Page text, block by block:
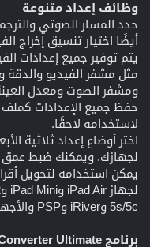
وظائف إعداد متنوعة
حدد المسار الصوتي
أيضًا اختيار تنسيق إخراج
يتم توفير جميع إعدادات
مثل مشفر الفيديو والدقة
ومشفر الصوت ومعدل
حفظ جميع الإعدادات
لاستخدامه لاحقًا.
لجهازك. ويمكنك ضبط عمق ثلاثي
5s/5c وiRiver وPSP والأجهزة المحمولة الأخرى.
برنامج 4Videosoft Video Converter Ultimate سهل